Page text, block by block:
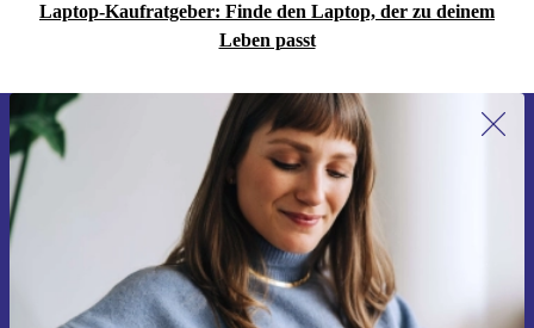
Laptop-Kaufratgeber: Finde den Laptop, der zu deinem
Leben passt
Erstmals zum Newsletter anmelden,
15 € sparen!
Verpasse kein Angebot mehr.